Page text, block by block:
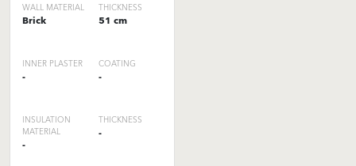
WALL MATERIAL
Brick
THICKNESS
51 cm
INNER PLASTER
-
COATING
-
INSULATION
MATERIAL
-
THICKNESS
-